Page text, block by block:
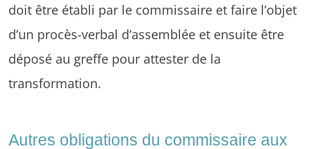
doit être établi par le commissaire et faire l’objet
d’un procès-verbal d’assemblée et ensuite être
déposé au greffe pour attester de la
transformation.
Autres obligations du commissaire aux